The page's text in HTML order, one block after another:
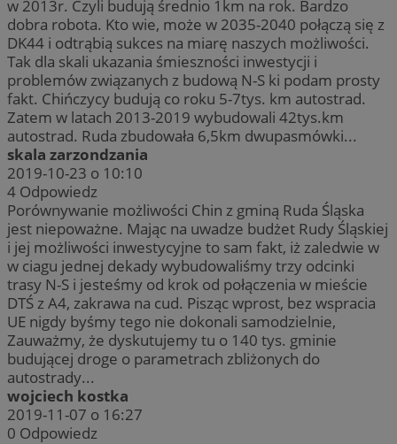
w 2013r. Czyli budują średnio 1km na rok. Bardzo
dobra robota. Kto wie, może w 2035-2040 połączą się z
DK44 i odtrąbią sukces na miarę naszych możliwości.
Tak dla skali ukazania śmieszności inwestycji i
problemów związanych z budową N-S ki podam prosty
fakt. Chińczycy budują co roku 5-7tys. km autostrad.
Zatem w latach 2013-2019 wybudowali 42tys.km
autostrad. Ruda zbudowała 6,5km dwupasmówki...
skala zarzondzania
2019-10-23 o 10:10
4 Odpowiedz
Porównywanie możliwości Chin z gminą Ruda Śląska
jest niepoważne. Mając na uwadze budżet Rudy Śląskiej
i jej możliwości inwestycyjne to sam fakt, iż zaledwie w
w ciagu jednej dekady wybudowaliśmy trzy odcinki
trasy N-S i jesteśmy od krok od połączenia w mieście
DTŚ z A4, zakrawa na cud. Pisząc wprost, bez wspracia
UE nigdy byśmy tego nie dokonali samodzielnie,
Zauważmy, że dyskutujemy tu o 140 tys. gminie
budującej droge o parametrach zbliżonych do
autostrady...
wojciech kostka
2019-11-07 o 16:27
0 Odpowiedz